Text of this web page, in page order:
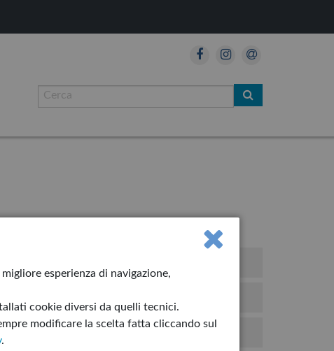
esperienza di navigazione,
cookie diversi da quelli tecnici.
modificare la scelta fatta cliccando sul
.
Ghiro